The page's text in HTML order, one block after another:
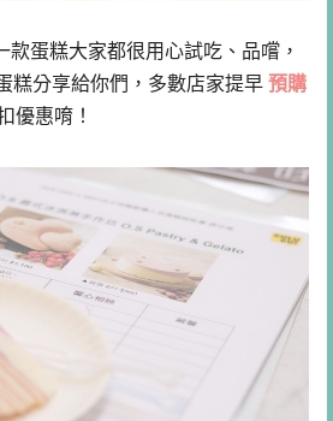
蛋糕大家都很用心試吃、品嚐，
糕分享給你們，多數店家提早預購
優惠唷！